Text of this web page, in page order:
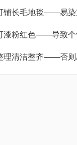
长毛地毯——易染
粉红色——导致个
清洁整齐——否则